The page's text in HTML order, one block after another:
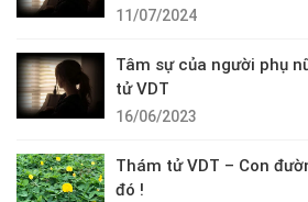
11/07/2024
Tâm sự của người phụ
tử VDT
16/06/2023
Thám tử VDT – Con
đó !